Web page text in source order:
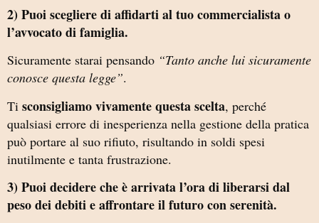
2) Puoi scegliere di affidarti al tuo commercialista o
l’avvocato di famiglia.
Sicuramente starai pensando “Tanto anche lui sicuramente
conosce questa legge”.
Ti sconsigliamo vivamente questa scelta, perché
qualsiasi errore di inesperienza nella gestione della pratica
può portare al suo rifiuto, risultando in soldi spesi
inutilmente e tanta frustrazione.
3) Puoi decidere che è arrivata l’ora di liberarsi dal
peso dei debiti e affrontare il futuro con serenità.